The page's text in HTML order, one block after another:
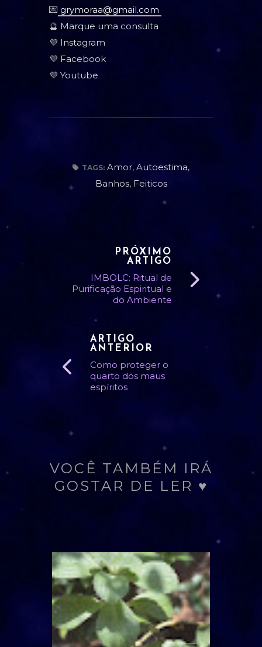
💌 grymoraa@gmail.com
🔮 Marque uma consulta
💜 Instagram
💜 Facebook
💜 Youtube
TAGS: Amor, Autoestima,
Banhos, Feiticos
PRÓXIMO
ARTIGO
IMBOLC: Ritual de
Purificação Espiritual e
do Ambiente
ARTIGO
ANTERIOR
Como proteger o
quarto dos maus
espíritos
VOCÊ TAMBÉM IRÁ
GOSTAR DE LER ♥